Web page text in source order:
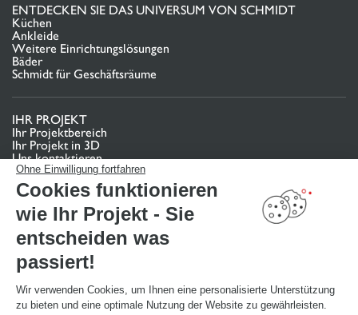
Ohne Einwilligung fortfahren
Cookies funktionieren
wie Ihr Projekt - Sie
entscheiden was
passiert!
Wir verwenden Cookies, um Ihnen eine personalisierte Unterstützung
zu bieten und eine optimale Nutzung der Website zu gewährleisten.
ENTDECKEN SIE DAS UNIVERSUM VON SCHMIDT
Küchen
Ankleide
Weitere Einrichtungslösungen
Bäder
Schmidt für Geschäftsräume
IHR PROJEKT
Ihr Projektbereich
Ihr Projekt in 3D
Uns kontaktieren
Finden Sie Ihr Studio
TERMIN VEREINBAREN
NÜTZLICHE LINKS
Aktionswochen
Montageanleitung und Pflegeleitfaden
Katalog herunterladen